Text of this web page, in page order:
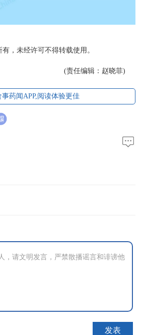
，未经许可不得转载使用。
(责任编辑：赵晓菲)
事药闻APP,阅读体验更佳